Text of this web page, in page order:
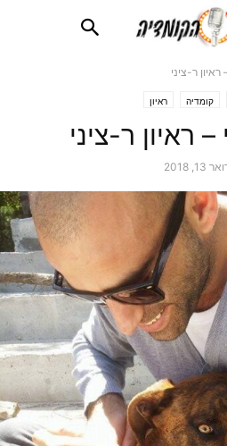
ר-ציני
קומדיה ראיון
ראיון ר-ציני
2018